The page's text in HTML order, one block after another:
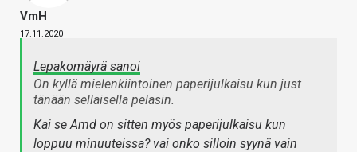
VmH
17.11.2020
Lepakomäyrä sanoi
On kyllä mielenkiintoinen paperijulkaisu kun just
tänään sellaisella pelasin.
Kai se Amd on sitten myös paperijulkaisu kun
loppuu minuuteissa? vai onko silloin syynä vain